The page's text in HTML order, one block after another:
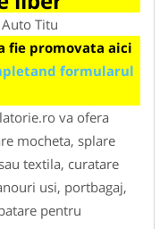
Titu
fie promovata aici
formularul
va ofera
mocheta, splare
textila, curatare
usi, portbagaj,
pentru